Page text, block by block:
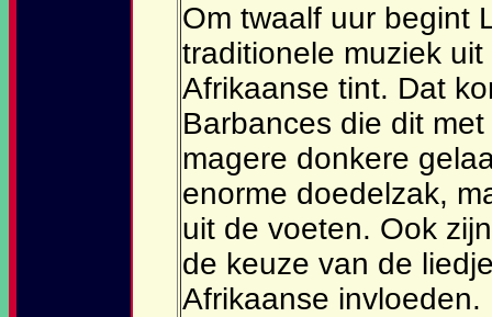
Om twaalf uur begint
traditionele muziek
Afrikaanse tint. Dat
Barbances die dit
magere donkere
enorme doedelzak,
uit de voeten. Ook
de keuze van de
Afrikaanse invloeden.